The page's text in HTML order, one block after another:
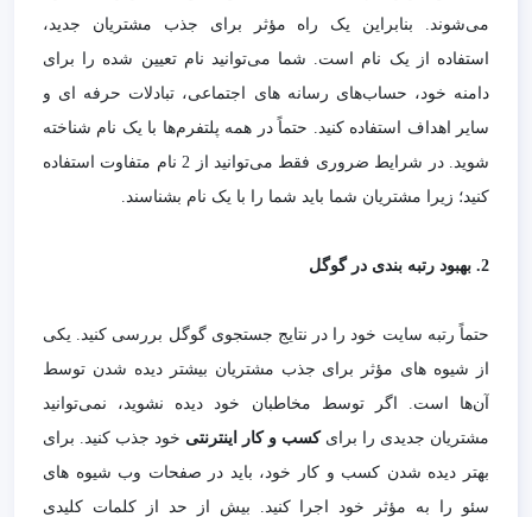
می‌شوند. بنابراین یک راه مؤثر برای جذب مشتریان جدید،
استفاده از یک نام است. شما می‌توانید نام تعیین شده را برای
دامنه خود، حساب‌های رسانه های اجتماعی، تبادلات حرفه ای و
سایر اهداف استفاده کنید. حتماً در همه پلتفرم‌ها با یک نام شناخته
شوید. در شرایط ضروری فقط می‌توانید از 2 نام متفاوت استفاده
کنید؛ زیرا مشتریان شما باید شما را با یک نام بشناسند.
2. بهبود رتبه بندی در گوگل
حتماً رتبه سایت خود را در نتایج جستجوی گوگل بررسی کنید. یکی
از شیوه های مؤثر برای جذب مشتریان بیشتر دیده شدن توسط
آن‌ها است. اگر توسط مخاطبان خود دیده نشوید، نمی‌توانید
مشتریان جدیدی را برایکسب و کار اینترنتی خود جذب کنید. برای
بهتر دیده شدن کسب و کار خود، باید در صفحات وب شیوه های
سئو را به مؤثر خود اجرا کنید. بیش از حد از کلمات کلیدی